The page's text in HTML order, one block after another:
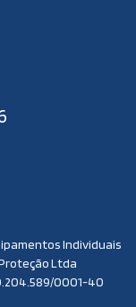
Individuais
Ltda
0001-40